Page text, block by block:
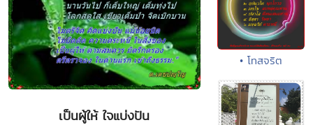
เป็นผู้ให้ ใจแบ่งปัน
• โทสจริต